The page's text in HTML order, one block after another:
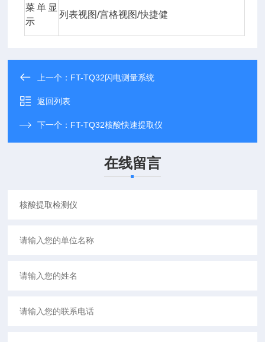
菜单显
示
列表视图/宫格视图/快捷健
上一个： FT-TQ32闪电测量系统
返回列表
下一个： FT-TQ32核酸快速提取仪
在线留言